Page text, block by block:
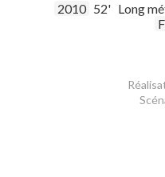
2010 52' Long